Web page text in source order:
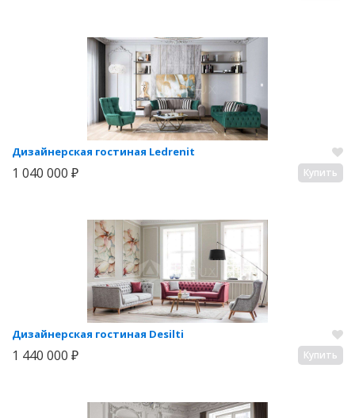
Дизайнерская гостиная Ledrenit
1 040 000 ₽ Купить
Дизайнерская гостиная Desilti
1 440 000 ₽ Купить